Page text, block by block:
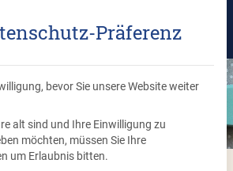
Präferenz
bevor Sie unsere Website weiter
alt sind und Ihre Einwilligung zu
möchten, müssen Sie Ihre
um Erlaubnis bitten.